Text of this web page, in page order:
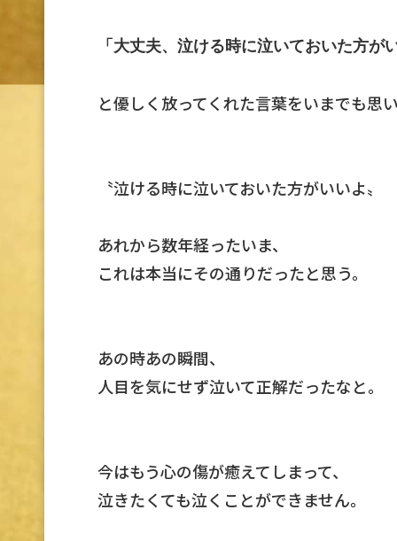
「大丈夫、泣ける時に泣いておいた方が
と優しく放ってくれた言葉をいまでも思
〝泣ける時に泣いておいた方がいいよ〟
あれから数年経ったいま、
これは本当にその通りだったと思う。
あの時あの瞬間、
人目を気にせず泣いて正解だったなと。
今はもう心の傷が癒えてしまって、
泣きたくても泣くことができません。